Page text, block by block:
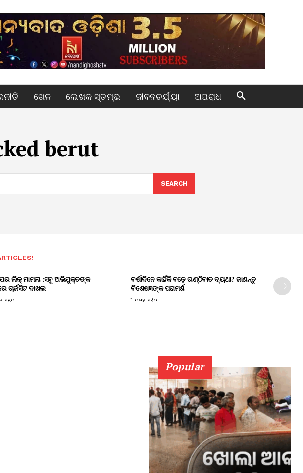
ଖେଳ ଲେଖକ ସ୍ତମ୍ଭ ଜୀବନଚର୍ଯ୍ୟା ଅପରାଧ
berut
SEARCH
ଲିକ୍ ମାମଲା :ସବୁ ଅଭିଯୁକ୍ତଙ୍କ
ଚାର୍ଜସିଟ ଦାଖଲ
ago
ବର୍ଷାଦିନେ କାହିଁକି ବଢ଼େ ଗଣ୍ଠିବାତ ବ୍ୟଥା? ଜାଣନ୍ତୁ
ବିଶେଷଜ୍ଞଙ୍କ ପରାମର୍ଶ
1 day ago
Popular